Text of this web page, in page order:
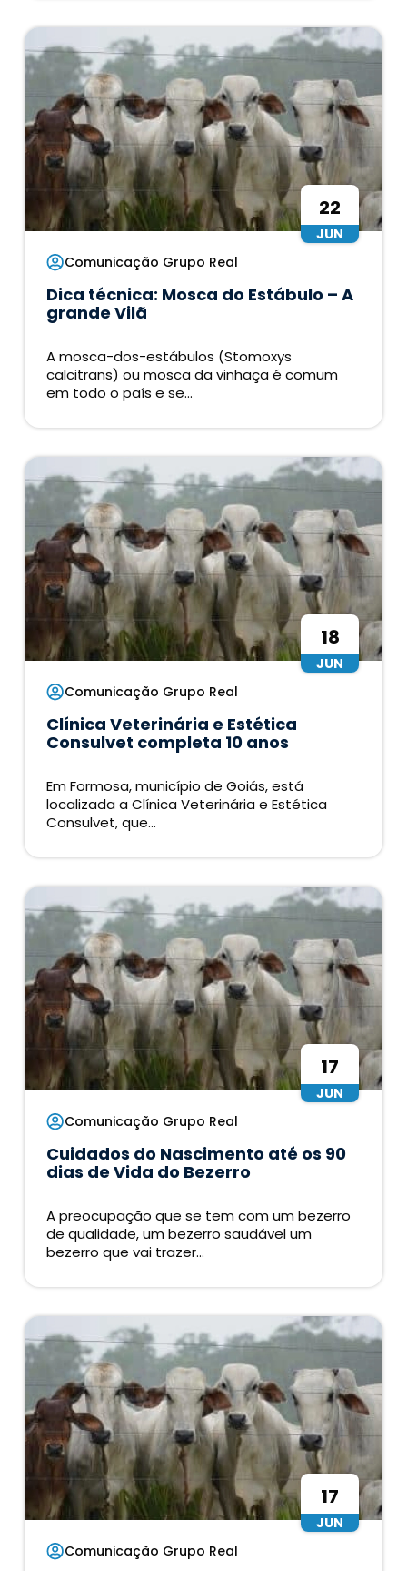
22
JUN
Comunicação Grupo Real
Dica técnica: Mosca do Estábulo – A
grande Vilã
A mosca-dos-estábulos (Stomoxys
calcitrans) ou mosca da vinhaça é comum
em todo o país e se...
18
JUN
Comunicação Grupo Real
Clínica Veterinária e Estética
Consulvet completa 10 anos
Em Formosa, município de Goiás, está
localizada a Clínica Veterinária e Estética
Consulvet, que...
17
JUN
Comunicação Grupo Real
Cuidados do Nascimento até os 90
dias de Vida do Bezerro
A preocupação que se tem com um bezerro
de qualidade, um bezerro saudável um
bezerro que vai trazer...
17
JUN
Comunicação Grupo Real